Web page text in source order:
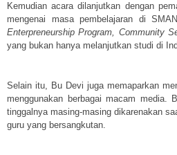
Kemudian acara dilanjutkan dengan
mengenai masa pembelajaran di
Enterpreneurship Program, Community
yang bukan hanya melanjutkan studi di
Selain itu, Bu Devi juga memaparkan
menggunakan berbagai macam
tinggalnya masing-masing dikarenakan
guru yang bersangkutan.